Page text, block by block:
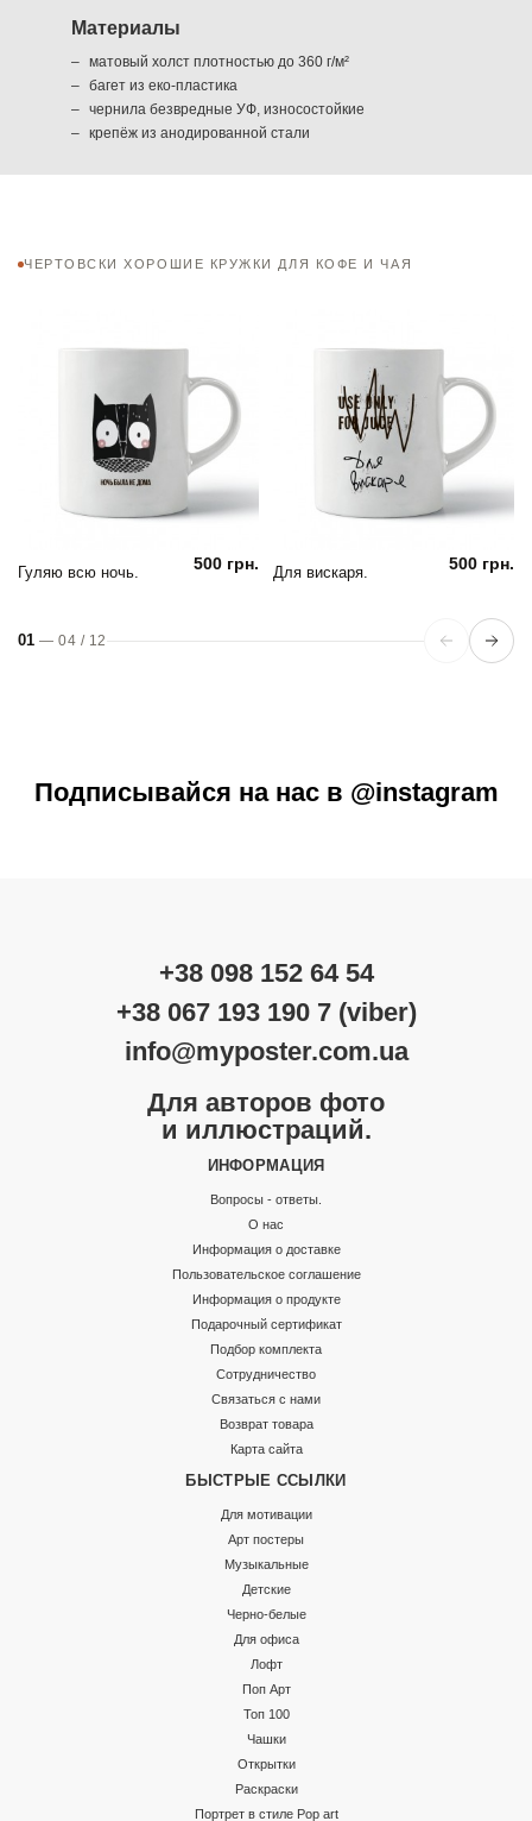
Материалы
матовый холст плотностью до 360 г/м²
багет из еко-пластика
чернила безвредные УФ, износостойкие
крепёж из анодированной стали
ЧЕРТОВСКИ ХОРОШИЕ КРУЖКИ ДЛЯ КОФЕ И ЧАЯ
Гуляю всю ночь. 500 грн. Для вискаря. 500 грн.
01 —04 / 12
Подписывайся на нас в @instagram
+38 098 152 64 54
+38 067 193 190 7 (viber)
info@myposter.com.ua
Для авторов фото
и иллюстраций.
ИНФОРМАЦИЯ
Вопросы - ответы.
О нас
Информация о доставке
Пользовательское соглашение
Информация о продукте
Подарочный сертификат
Подбор комплекта
Сотрудничество
Связаться с нами
Возврат товара
Карта сайта
БЫСТРЫЕ ССЫЛКИ
Для мотивации
Арт постеры
Музыкальные
Детские
Черно-белые
Для офиса
Лофт
Поп Арт
Топ 100
Чашки
Открытки
Раскраски
Портрет в стиле Pop art